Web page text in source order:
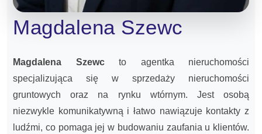
Magdalena Szewc
Magdalena Szewcto agentka nieruchomości
specjalizująca się w sprzedaży nieruchomości
gruntowych oraz na rynku wtórnym. Jest osobą
niezwykle komunikatywną i łatwo nawiązuje kontakty z
ludźmi, co pomaga jej w budowaniu zaufania u klientów.